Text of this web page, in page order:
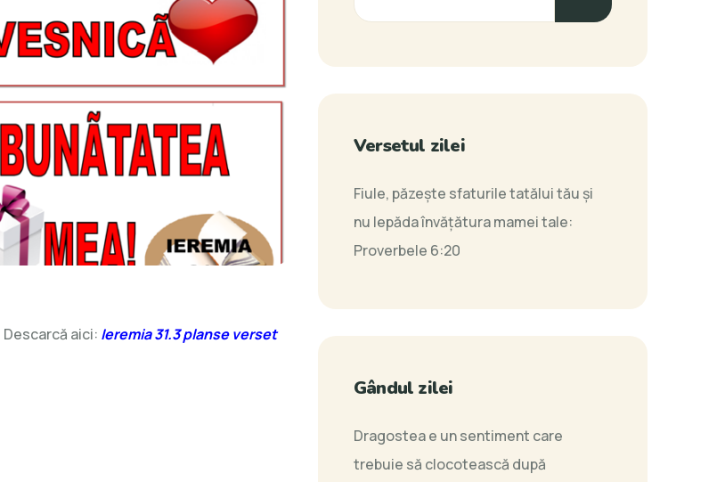
Descarcă aici: Ieremia 31.3 planse verset
Versetul zilei
Fiule, păzeşte sfaturile tatălui tău şi
nu lepăda învăţătura mamei tale:
Proverbele 6:20
Gândul zilei
Dragostea e un sentiment care
trebuie să clocotească după